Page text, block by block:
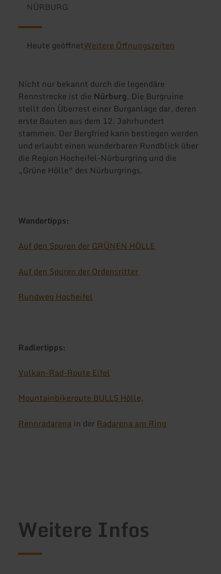
NÜRBURG
Heute geöffnetWeitere Öffnungszeiten
Nicht nur bekannt durch die legendäre
Rennstrecke ist die Nürburg. Die Burgruine
stellt den Überrest einer Burganlage dar, deren
erste Bauten aus dem 12. Jahrhundert
stammen. Der Bergfried kann bestiegen werden
und erlaubt einen wunderbaren Rundblick über
die Region Hocheifel-Nürburgring und die
„Grüne Hölle“ des Nürburgrings.
Wandertipps:
Auf den Spuren der GRÜNEN HÖLLE
Auf den Spuren der Ordensritter
Rundweg Hocheifel
Radlertipps:
Vulkan-Rad-Route Eifel
Mountainbikeroute BULLS Hölle,
Rennradarena in der Radarena am Ring
Weitere Infos